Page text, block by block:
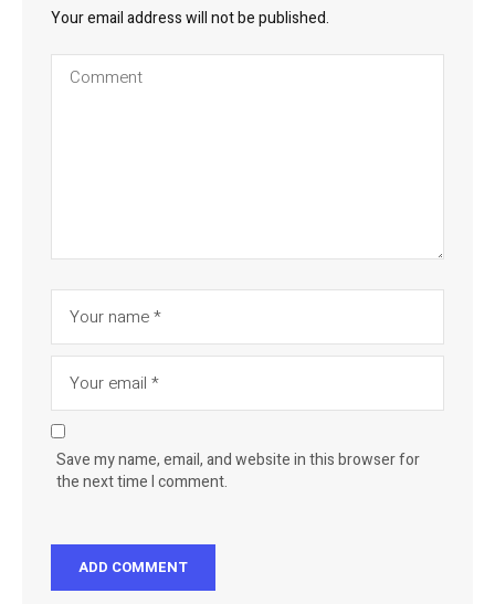
Your email address will not be published.
Save my name, email, and website in this browser for
the next time I comment.